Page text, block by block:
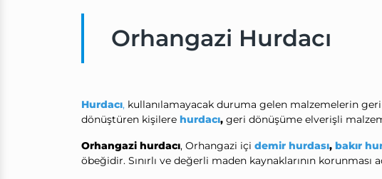
Orhangazi Hurdacı
Hurdacı, kullanılamayacak duruma gelen malzemelerin
dönüştüren kişilere hurdacı, geri dönüşüme elverişli
Orhangazi hurdacı, Orhangazi içi demir hurdası, bakır
öbeğidir. Sınırlı ve değerli maden kaynaklarının